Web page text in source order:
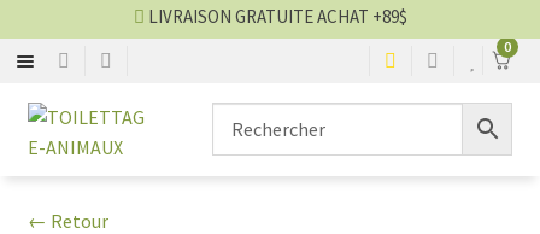
0
Aller
à
Aller
au
LIVRAISON GRATUITE ACHAT +89$
BROSSE
← Retour